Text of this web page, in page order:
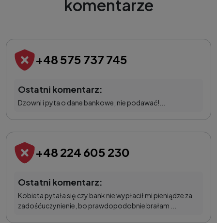
komentarze
+48 575 737 745
Ostatni komentarz:
Dzowni i pyta o dane bankowe, nie podawać!...
+48 224 605 230
Ostatni komentarz:
Kobieta pytała się czy bank nie wypłacił mi pieniądze za
zadośćuczynienie, bo prawdopodobnie brałam ...